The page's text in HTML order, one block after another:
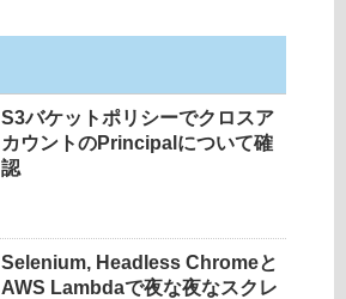
S3バケットポリシーでクロスア
カウントのPrincipalについて確
認
Selenium, Headless Chromeと
AWS Lambdaで夜な夜なスクレ